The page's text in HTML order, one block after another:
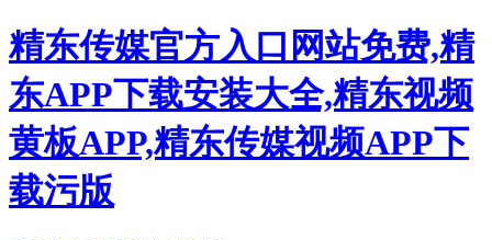
精东传媒官方入口网站免费,精
东APP下载安装大全,精东视频
黄板APP,精东传媒视频APP下
载污版